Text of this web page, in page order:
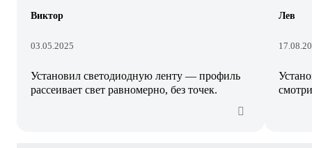
Виктор
03.05.2025
Установил светодиодную ленту — профиль
рассеивает свет равномерно, без точек.
Лев